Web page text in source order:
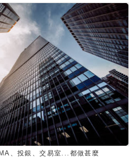
、投銀、交易室...都做甚麼